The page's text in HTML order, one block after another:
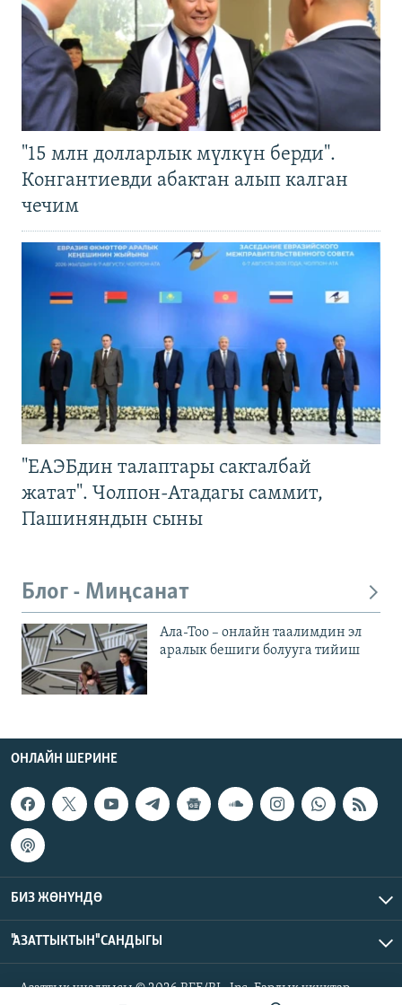
"15 млн долларлык мүлкүн берди".
Конгантиевди абактан алып калган
чечим
"ЕАЭБдин талаптары сакталбай
жатат". Чолпон-Атадагы саммит,
Пашиняндын сыны
Блог - Миңсанат
Ала-Тоо – онлайн таалимдин эл
аралык бешиги болууга тийиш
ОНЛАЙН ШЕРИНЕ
БИЗ ЖӨНҮНДӨ
"АЗАТТЫКТЫН" САНДЫГЫ
Азаттык үналгысы © 2026 RFE/RL, Inc. Бардык укуктар